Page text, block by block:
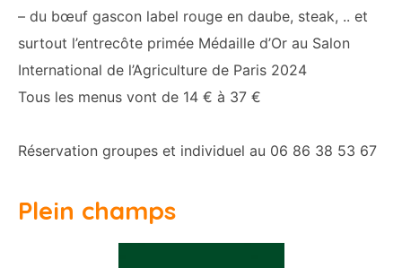
– du bœuf gascon label rouge en daube, steak, .. et
surtout l’entrecôte primée Médaille d’Or au Salon
International de l’Agriculture de Paris 2024
Tous les menus vont de 14 € à 37 €
Réservation groupes et individuel au 06 86 38 53 67
Plein champs